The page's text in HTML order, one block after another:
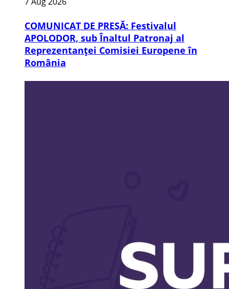
COMUNICAT DE PRESĂ: Festivalul
APOLODOR, sub Înaltul Patronaj al
Reprezentanței Comisiei Europene în
România